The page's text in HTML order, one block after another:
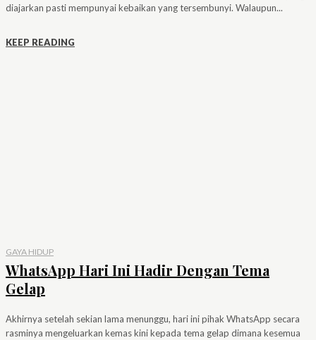
diajarkan pasti mempunyai kebaikan yang tersembunyi. Walaupun...
KEEP READING
GAYA HIDUP
WhatsApp Hari Ini Hadir Dengan Tema
Gelap
Akhirnya setelah sekian lama menunggu, hari ini pihak WhatsApp secara
rasminya mengeluarkan kemas kini kepada tema gelap dimana kesemua